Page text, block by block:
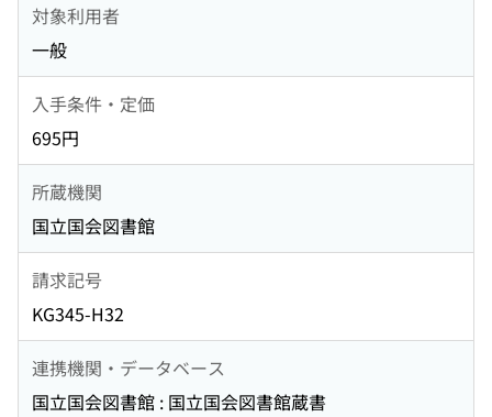
対象利用者
一般
入手条件・定価
695円
所蔵機関
国立国会図書館
請求記号
KG345-H32
連携機関・データベース
国立国会図書館 : 国立国会図書館蔵書